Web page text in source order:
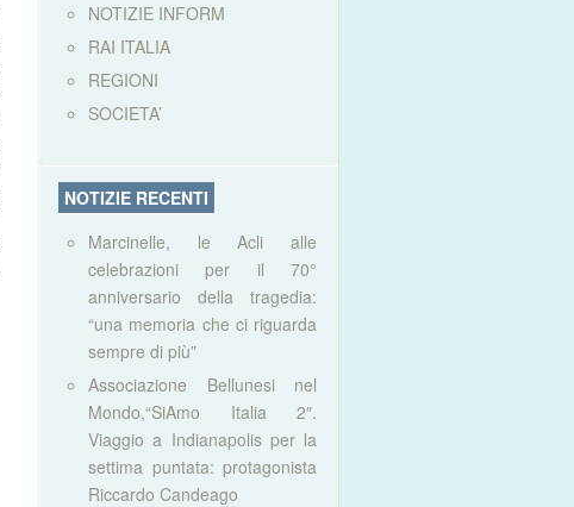
NOTIZIE INFORM
RAI ITALIA
REGIONI
SOCIETA’
NOTIZIE RECENTI
Marcinelle, le Acli alle
celebrazioni per il 70°
anniversario della tragedia:
“una memoria che ci riguarda
sempre di più”
Associazione Bellunesi nel
Mondo,“SiAmo Italia 2″.
Viaggio a Indianapolis per la
settima puntata: protagonista
Riccardo Candeago